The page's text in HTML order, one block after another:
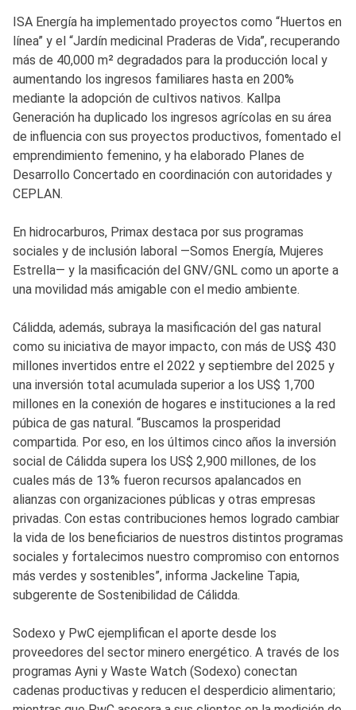
ISA Energía ha implementado proyectos como “Huertos en
línea” y el “Jardín medicinal Praderas de Vida”, recuperando
más de 40,000 m² degradados para la producción local y
aumentando los ingresos familiares hasta en 200%
mediante la adopción de cultivos nativos. Kallpa
Generación ha duplicado los ingresos agrícolas en su área
de influencia con sus proyectos productivos, fomentado el
emprendimiento femenino, y ha elaborado Planes de
Desarrollo Concertado en coordinación con autoridades y
CEPLAN.
En hidrocarburos, Primax destaca por sus programas
sociales y de inclusión laboral —Somos Energía, Mujeres
Estrella— y la masificación del GNV/GNL como un aporte a
una movilidad más amigable con el medio ambiente.
Cálidda, además, subraya la masificación del gas natural
como su iniciativa de mayor impacto, con más de US$ 430
millones invertidos entre el 2022 y septiembre del 2025 y
una inversión total acumulada superior a los US$ 1,700
millones en la conexión de hogares e instituciones a la red
púbica de gas natural. “Buscamos la prosperidad
compartida. Por eso, en los últimos cinco años la inversión
social de Cálidda supera los US$ 2,900 millones, de los
cuales más de 13% fueron recursos apalancados en
alianzas con organizaciones públicas y otras empresas
privadas. Con estas contribuciones hemos logrado cambiar
la vida de los beneficiarios de nuestros distintos programas
sociales y fortalecimos nuestro compromiso con entornos
más verdes y sostenibles”, informa Jackeline Tapia,
subgerente de Sostenibilidad de Cálidda.
Sodexo y PwC ejemplifican el aporte desde los
proveedores del sector minero energético. A través de los
programas Ayni y Waste Watch (Sodexo) conectan
cadenas productivas y reducen el desperdicio alimentario;